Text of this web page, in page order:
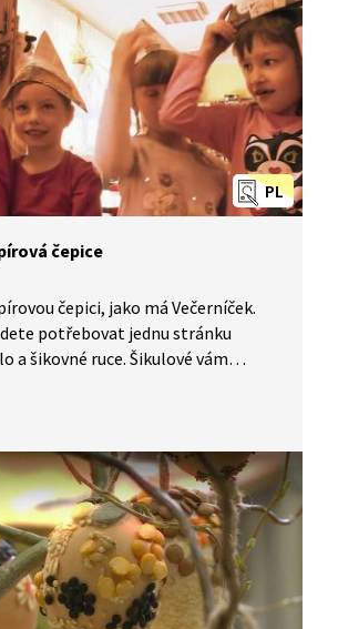
PL
čepice
čepici, jako má Večerníček.
potřebovat jednu stránku
a šikovné ruce. Šikulové vám